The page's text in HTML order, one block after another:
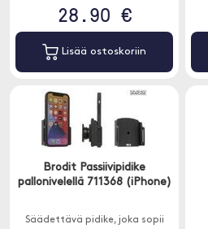
28.90 €
Lisää ostoskoriin
Brodit Passiivipidike
pallonivelellä 711368 (iPhone)
Säädettävä pidike, joka sopii